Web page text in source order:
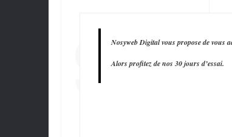
Nosyweb Digital vous propose de vous
Alors profitez de nos 30 jours d’essai.